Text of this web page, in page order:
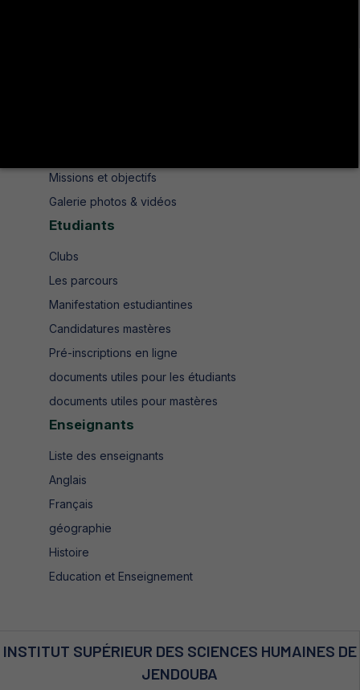
Missions et objectifs
Galerie photos & vidéos
Etudiants
Clubs
Les parcours
Manifestation estudiantines
Candidatures mastères
Pré-inscriptions en ligne
documents utiles pour les étudiants
documents utiles pour mastères
Enseignants
Liste des enseignants
Anglais
Français
géographie
Histoire
Education et Enseignement
INSTITUT SUPÉRIEUR DES SCIENCES HUMAINES DE
JENDOUBA